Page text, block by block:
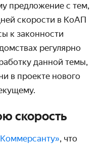
предложение с тем,
скорости в КоАП
к законности
регулярно
данной темы,
в проекте нового
скорость
, что